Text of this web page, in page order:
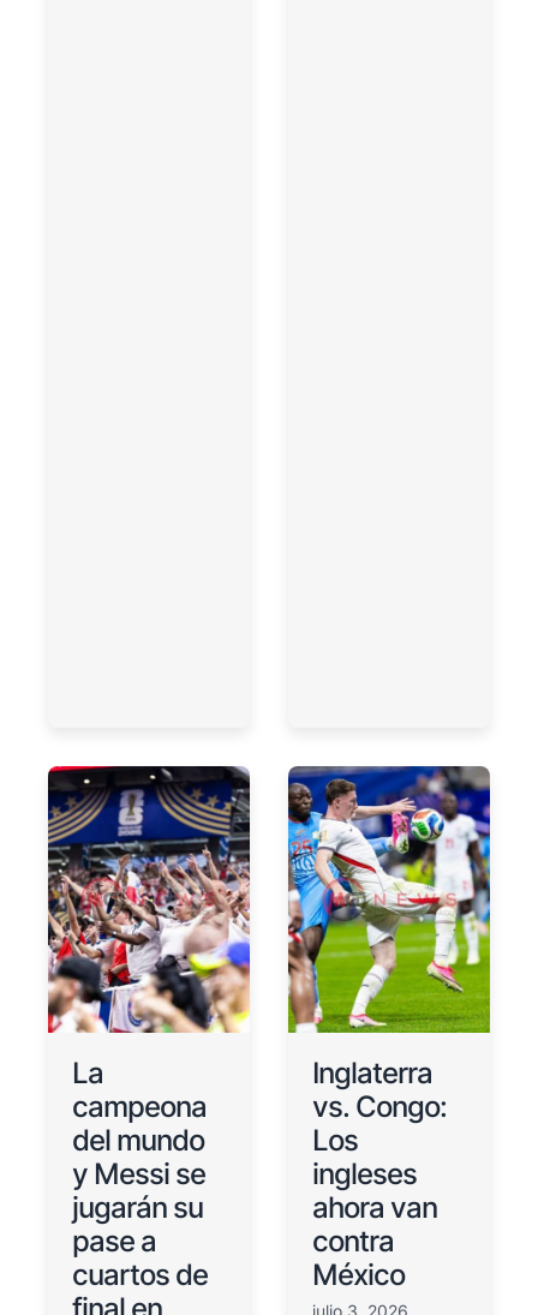
La
campeona
del mundo
y Messi se
jugarán su
pase a
cuartos de
Inglaterra
vs. Congo:
Los
ingleses
ahora van
contra
México